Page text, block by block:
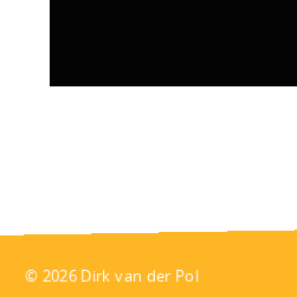
© 2026 Dirk van der Pol